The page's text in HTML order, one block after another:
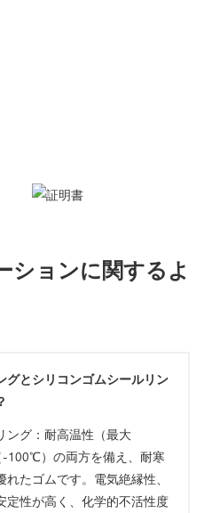
ションに関するよ
グとシリコンゴムシールリン
ング：耐高温性（最大
100℃）の両方を備え、耐寒
たゴムです。電気絶縁性、
定性が高く、化学的不活性度